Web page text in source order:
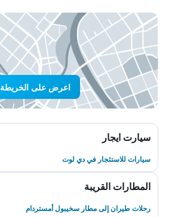
اعرض على الخريطة
سيارت ايجار
سيارات للاستئجار في دي لوت
المطارات القريبة
رحلات طيران إلى مطار سخيبول أمستردام